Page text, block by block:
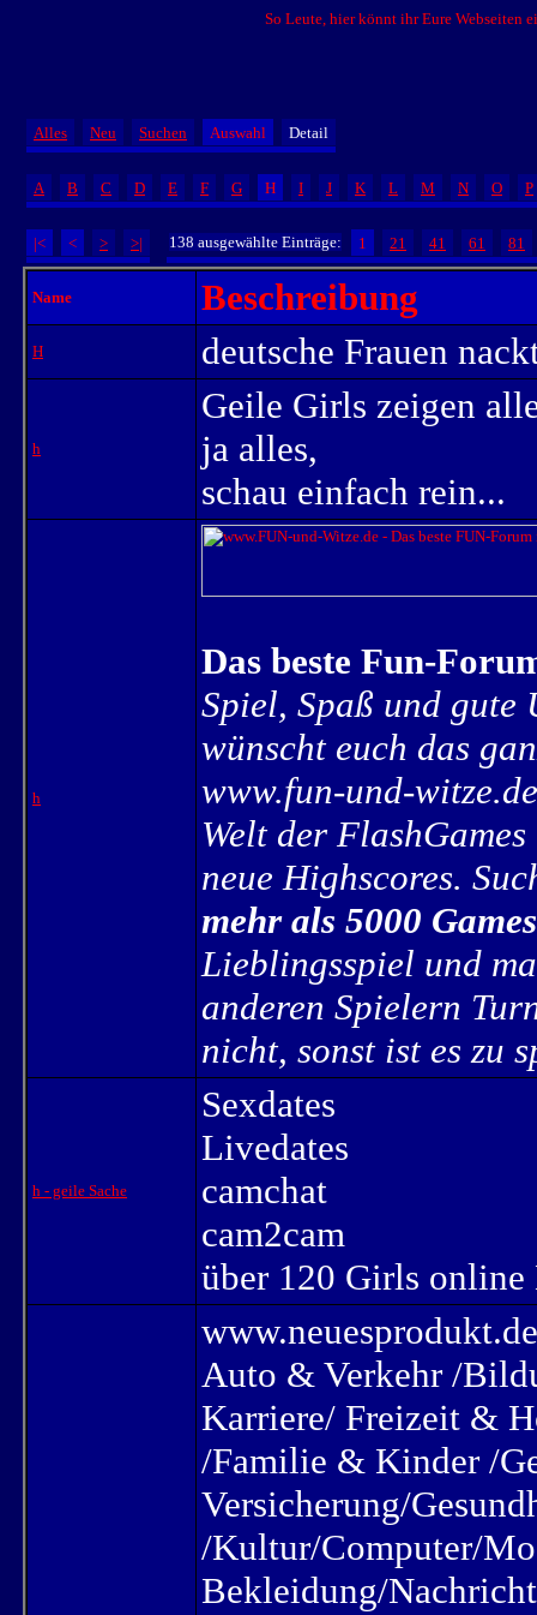
So Leute, hier könnt ihr Eure Webseiten
Alles Neu Suchen Auswahl Detail
A B C D E F G H I J K L M N O P
|< < > >| 138 ausgewählte Einträge: 1 21 41 61 81
Name Beschreibung
H deutsche Frauen
h
Geile Girls zeigen
ja alles,
schau einfach rein...
h
Das beste Fun-
Spiel, Spaß und gute
wünscht euch das
www.fun-und-
Welt der
neue Highscores.
mehr als 5000 Games
Lieblingsspiel und
anderen Spielern
nicht, sonst ist es zu
h - geile Sache
Sexdates
Livedates
camchat
cam2cam
über 120 Girls
www.neuesprodukt.de
Auto & Verkehr /
Karriere/ Freizeit &
/Familie & Kinder /
Versicherung/
/Kultur/Computer/
Bekleidung/